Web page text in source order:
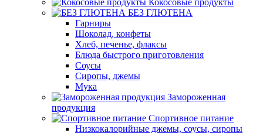
Кокосовые продукты
БЕЗ ГЛЮТЕНА
Гарниры
Шоколад, конфеты
Хлеб, печенье, флаксы
Блюда быстрого приготовления
Соусы
Сиропы, джемы
Мука
Замороженная
продукция
Спортивное питание
Низкокалорийные джемы, соусы, сиропы